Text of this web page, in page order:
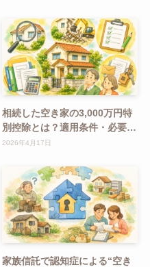
相続した空き家の3,000万円特
別控除とは？適用条件・必要書
類・注意点をわかりやすく解説
2026年4月17日
家族信託で認知症による“空き